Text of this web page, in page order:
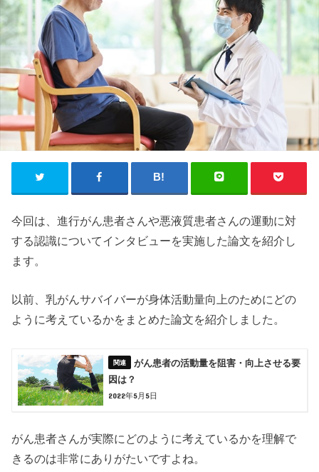
今回は、進行がん患者さんや悪液質患者さんの運動に対
する認識についてインタビューを実施した論文を紹介し
ます。
以前、乳がんサバイバーが身体活動量向上のためにどの
ように考えているかをまとめた論文を紹介しました。
がん患者の活動量を阻害・向上させる要
因は？
2022年5月5日
がん患者さんが実際にどのように考えているかを理解で
きるのは非常にありがたいですよね。